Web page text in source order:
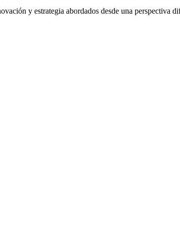
y estrategia abordados desde una perspectiva